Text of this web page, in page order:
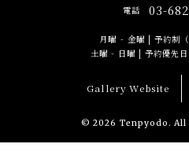
電話
03-
月曜 - 金曜 | 予約制
土曜 - 日曜 |予約優先
Gallery Website
© 2026 Tenpyodo. All